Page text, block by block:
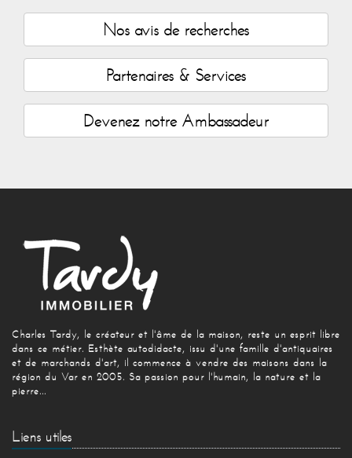
Nos avis de recherches
Partenaires & Services
Devenez notre Ambassadeur
Charles Tardy, le créateur et l'âme de la maison, reste un esprit libre
dans ce métier. Esthète autodidacte, issu d'une famille d'antiquaires
et de marchands d'art, il commence à vendre des maisons dans la
région du Var en 2005. Sa passion pour l'humain, la nature et la
pierre...
Liens utiles